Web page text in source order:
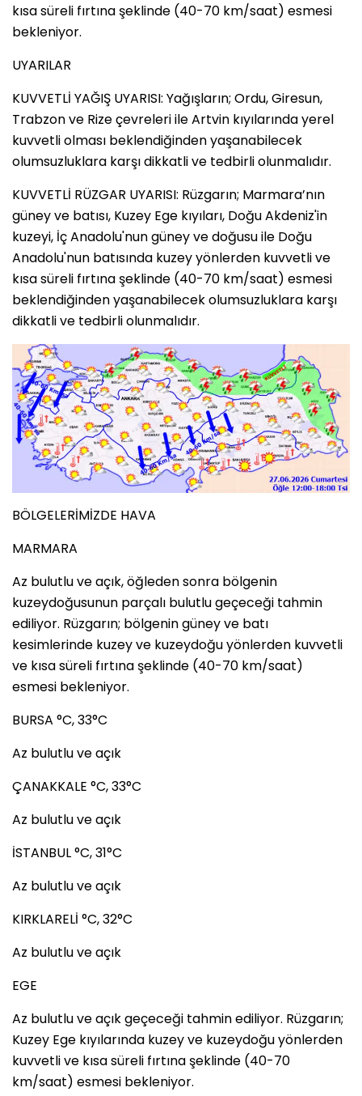
kısa süreli fırtına şeklinde (40-70 km/saat) esmesi
bekleniyor.
UYARILAR
KUVVETLİ YAĞIŞ UYARISI: Yağışların; Ordu, Giresun,
Trabzon ve Rize çevreleri ile Artvin kıyılarında yerel
kuvvetli olması beklendiğinden yaşanabilecek
olumsuzluklara karşı dikkatli ve tedbirli olunmalıdır.
KUVVETLİ RÜZGAR UYARISI: Rüzgarın; Marmara’nın
güney ve batısı, Kuzey Ege kıyıları, Doğu Akdeniz'in
kuzeyi, İç Anadolu'nun güney ve doğusu ile Doğu
Anadolu'nun batısında kuzey yönlerden kuvvetli ve
kısa süreli fırtına şeklinde (40-70 km/saat) esmesi
beklendiğinden yaşanabilecek olumsuzluklara karşı
dikkatli ve tedbirli olunmalıdır.
BÖLGELERİMİZDE HAVA
MARMARA
Az bulutlu ve açık, öğleden sonra bölgenin
kuzeydoğusunun parçalı bulutlu geçeceği tahmin
ediliyor. Rüzgarın; bölgenin güney ve batı
kesimlerinde kuzey ve kuzeydoğu yönlerden kuvvetli
ve kısa süreli fırtına şeklinde (40-70 km/saat)
esmesi bekleniyor.
BURSA °C, 33°C
Az bulutlu ve açık
ÇANAKKALE °C, 33°C
Az bulutlu ve açık
İSTANBUL °C, 31°C
Az bulutlu ve açık
KIRKLARELİ °C, 32°C
Az bulutlu ve açık
EGE
Az bulutlu ve açık geçeceği tahmin ediliyor. Rüzgarın;
Kuzey Ege kıyılarında kuzey ve kuzeydoğu yönlerden
kuvvetli ve kısa süreli fırtına şeklinde (40-70
km/saat) esmesi bekleniyor.